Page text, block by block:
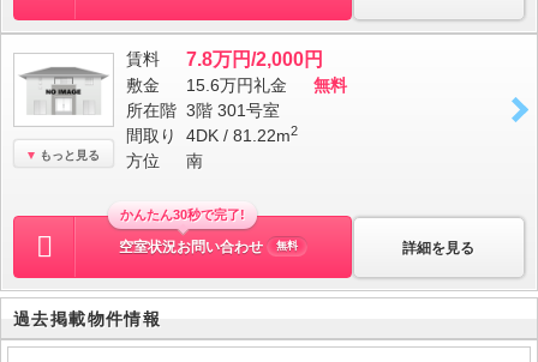
もっと見る
賃料 7.8万円/2,000円
敷金 15.6万円礼金
無料
所在階 3階 301号室
間取り
4DK / 81.22m2
方位 南
詳細を見る
かんたん30秒で完了!
空室状況お問い合わせ 無料
過去掲載物件情報